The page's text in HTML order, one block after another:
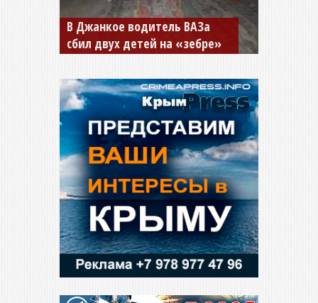
В Крыму разбираются с ДТП, в
котором погибли двое детей
и взрослый